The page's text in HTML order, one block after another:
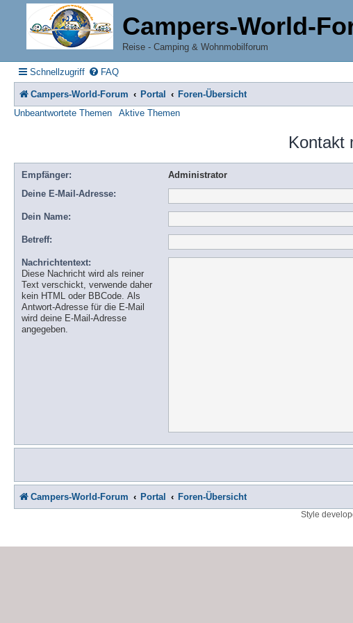
Campers-World-
Reise - Camping & Wohnmobilforum
Schnellzugriff FAQ
Campers-World-Forum Portal
Foren-Übersicht
Unbeantwortete Themen
Aktive Themen
Kontakt
Empfänger:
Administrator
Deine E-Mail-Adresse:
Dein Name:
Betreff:
Nachrichtentext:
Diese Nachricht wird als reiner
Text verschickt, verwende daher
kein HTML oder BBCode. Als
Antwort-Adresse für die E-Mail
wird deine E-Mail-Adresse
angegeben.
Campers-World-Forum Portal Foren-Übersicht
Style